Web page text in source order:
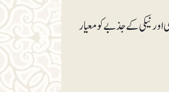
اور نیکی کے جذبے کو معیار